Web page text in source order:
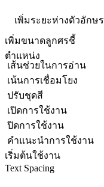
เพิ่มระยะห่างตัวอักษร
เพิ่มขนาดลูกศรชี้
ตำแหน่ง
เส้นช่วยในการอ่าน
เน้นการเชื่อมโยง
ปรับชุดสี
เปิดการใช้งาน
ปิดการใช้งาน
คำแนะนำการใช้งาน
เริ่มต้นใช้งาน
Text Spacing